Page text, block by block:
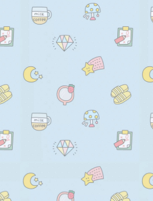
}
//
//
},
drawText(ctx,
ctx.fillStyle =
ctx.font =
},
class SIdentify
constructor(props)
super(props);
this.state = {};
}